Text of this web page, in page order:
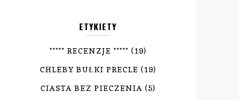
ETYKIETY
***** RECENZJE ***** (19)
CHLEBY BUŁKI PRECLE (19)
CIASTA BEZ PIECZENIA (5)